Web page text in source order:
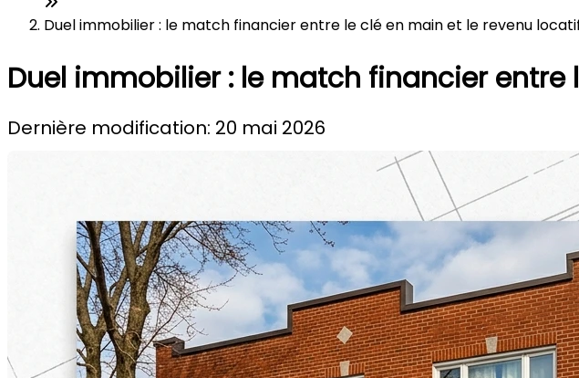
Duel immobilier : le match financier entre le clé en main et le revenu
Duel immobilier : le match financier
Dernière modification: 20 mai 2026